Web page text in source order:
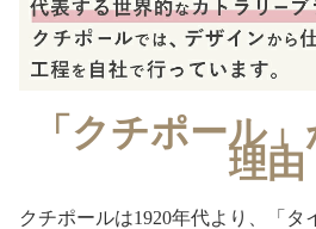
「クチポール
理由
クチポールは1920年代より、「